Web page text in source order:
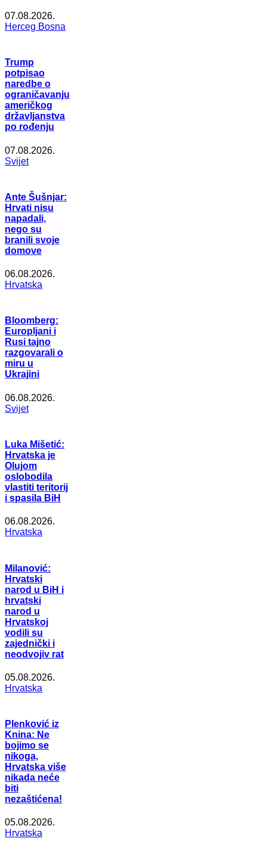
07.08.2026.
Herceg Bosna
Trump
potpisao
naredbe o
ograničavanju
američkog
državljanstva
po rođenju
07.08.2026.
Svijet
Ante Šušnjar:
Hrvati nisu
napadali,
nego su
branili svoje
domove
06.08.2026.
Hrvatska
Bloomberg:
Europljani i
Rusi tajno
razgovarali o
miru u
Ukrajini
06.08.2026.
Svijet
Luka Mišetić:
Hrvatska je
Olujom
oslobodila
vlastiti teritorij
i spasila BiH
06.08.2026.
Hrvatska
Milanović:
Hrvatski
narod u BiH i
hrvatski
narod u
Hrvatskoj
vodili su
zajednički i
neodvojiv rat
05.08.2026.
Hrvatska
Plenković iz
Knina: Ne
bojimo se
nikoga,
Hrvatska više
nikada neće
biti
nezaštićena!
05.08.2026.
Hrvatska